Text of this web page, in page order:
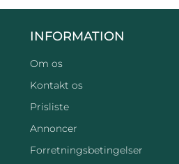
INFORMATION
Om os
Kontakt os
Prisliste
Annoncer
Forretningsbetingelser